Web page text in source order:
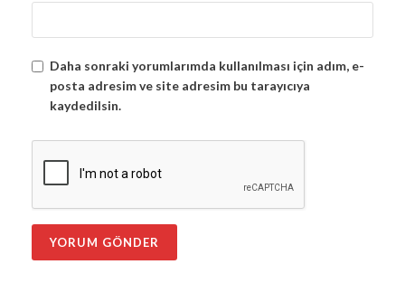
Daha sonraki yorumlarımda kullanılması için adım, e-
posta adresim ve site adresim bu tarayıcıya
kaydedilsin.